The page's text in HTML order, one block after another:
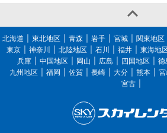

北海道 東北地区 青森 岩手 宮城 関東地区
東京
神奈川 北陸地区 石川 福井 東海地
兵庫
中国地区 岡山 広島 四国地区 徳
九州地区
福岡 佐賀 長崎 大分 熊本
宮古